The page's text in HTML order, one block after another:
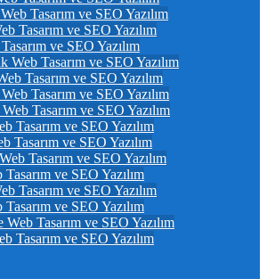
Tasarım ve SEO Yazılım
Tasarım ve SEO Yazılım
ve SEO Yazılım
Web Tasarım ve SEO Yazılım
Tasarım ve SEO Yazılım
Tasarım ve SEO Yazılım
Tasarım ve SEO Yazılım
Tasarım ve SEO Yazılım
Tasarım ve SEO Yazılım
Tasarım ve SEO Yazılım
Tasarım ve SEO Yazılım
Tasarım ve SEO Yazılım
ve SEO Yazılım
Web Tasarım ve SEO Yazılım
Tasarım ve SEO Yazılım